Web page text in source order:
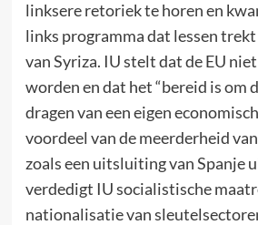
linksere retoriek te horen en
links programma dat lessen
van Syriza. IU stelt dat de EU
worden en dat het “bereid is om
dragen van een eigen
voordeel van de meerderheid
zoals een uitsluiting van Spanje
verdedigt IU socialistische
nationalisatie van